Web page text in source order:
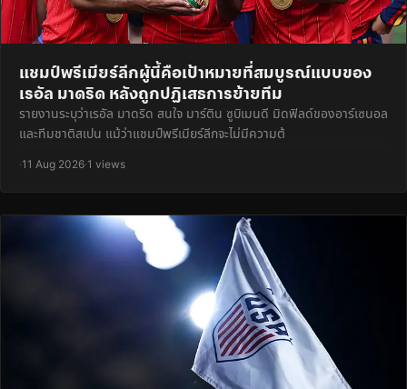
แชมป์พรีเมียร์ลีกผู้นี้คือเป้าหมายที่สมบูรณ์แบบของ
เรอัล มาดริด หลังถูกปฏิเสธการย้ายทีม
รายงานระบุว่าเรอัล มาดริด สนใจ มาร์ติน ซูบิเมนดี มิดฟิลด์ของอาร์เซนอล
และทีมชาติสเปน แม้ว่าแชมป์พรีเมียร์ลีกจะไม่มีความต้
·11 Aug 2026·1 views